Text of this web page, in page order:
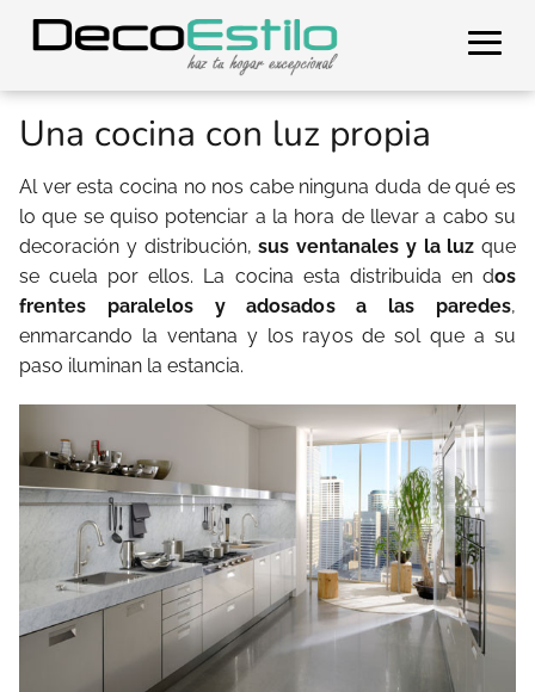
Una cocina con luz propia
Al ver esta cocina no nos cabe ninguna duda de qué es
lo que se quiso potenciar a la hora de llevar a cabo su
decoración y distribución,sus ventanales y la luz que
se cuela por ellos. La cocina esta distribuida en dos
frentes paralelos y adosados a las paredes,
enmarcando la ventana y los rayos de sol que a su
paso iluminan la estancia.